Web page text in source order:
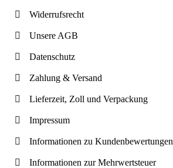
Widerrufsrecht
Unsere AGB
Datenschutz
Zahlung & Versand
Lieferzeit, Zoll und Verpackung
Impressum
Informationen zu Kundenbewertungen
Informationen zur Mehrwertsteuer